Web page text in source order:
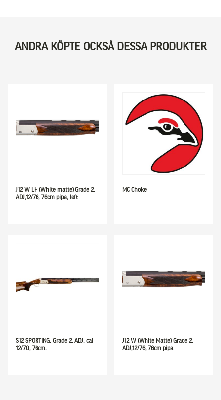
ANDRA KÖPTE OCKSÅ DESSA PRODUKTER
J12 W LH (White matte) Grade 2,
ADJ,12/76, 76cm pipa, left
MC Choke
S12 SPORTING, Grade 2, ADJ, cal
12/70, 76cm.
J12 W (White Matte) Grade 2,
ADJ,12/76, 76cm pipa